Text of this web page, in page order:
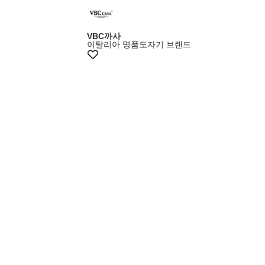
멤버스20%쿠폰
VBC까사
이탈리아 명품도자기 브랜드